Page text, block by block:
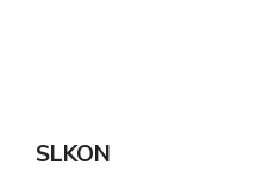
SLKON